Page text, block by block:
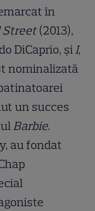
în
Street(2013),
DiCaprio, și I,
nominalizată
un succes
Barbie.
au fondat